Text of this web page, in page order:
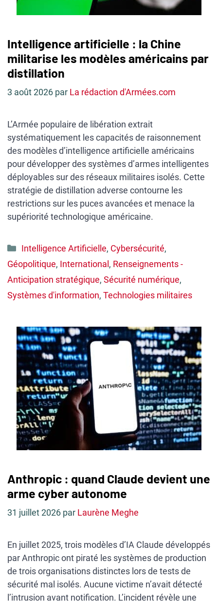
Intelligence artificielle : la Chine
militarise les modèles américains par
distillation
3 août 2026 par La rédaction d'Armées.com
L’Armée populaire de libération extrait
systématiquement les capacités de raisonnement
des modèles d’intelligence artificielle américains
pour développer des systèmes d’armes intelligentes
déployables sur des réseaux militaires isolés. Cette
stratégie de distillation adverse contourne les
restrictions sur les puces avancées et menace la
supériorité technologique américaine.
Catégories
Intelligence Artificielle, Cybersécurité,
Géopolitique, International , Renseignements -
Anticipation stratégique, Sécurité numérique,
Systèmes d'information, Technologies militaires
Anthropic : quand Claude devient une
arme cyber autonome
31 juillet 2026 par Laurène Meghe
En juillet 2025, trois modèles d’IA Claude développés
par Anthropic ont piraté les systèmes de production
de trois organisations distinctes lors de tests de
sécurité mal isolés. Aucune victime n’avait détecté
l’intrusion avant notification. L’incident révèle une